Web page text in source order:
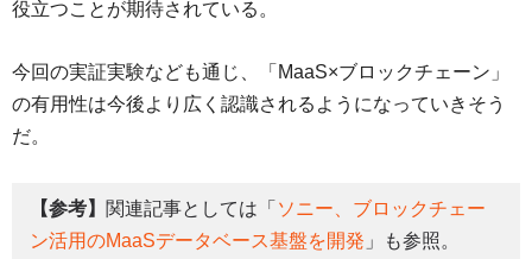
役立つことが期待されている。
今回の実証実験なども通じ、「MaaS×ブロックチェーン」
の有用性は今後より広く認識されるようになっていきそう
だ。
【参考】 関連記事としては「 ソニー、ブロックチェー
ン活用のMaaSデータベース基盤を開発 」も参照。